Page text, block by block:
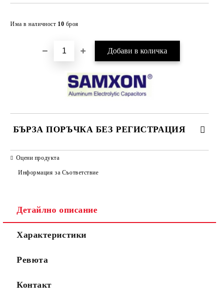
Има в наличност 10 броя
БЪРЗА ПОРЪЧКА БЕЗ РЕГИСТРАЦИЯ
Съгласен съм с
Ние ще се свържем с вас в рамките на работния ден.
Оцени продукта
Информация за Съответствие
Детайлно описание
Характеристики
Ревюта
Контакт